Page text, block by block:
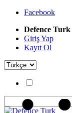
Facebook
Defence Turk
Giriş Yap
Kayıt Ol